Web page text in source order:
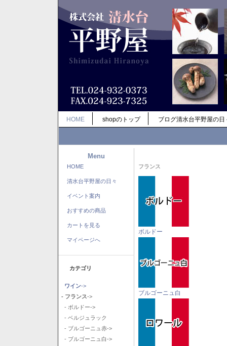
HOME shopのトップ ブログ清水台平野屋の日
Menu
HOME
清水台平野屋の日々
イベント案内
おすすめの商品
カートを見る
マイページへ
カテゴリ
ワイン->
- フランス->
- ボルドー->
- ベルジュラック
- ブルゴーニュ赤->
- ブルゴーニュ白->
フランス
ボルドー
ブルゴーニュ白